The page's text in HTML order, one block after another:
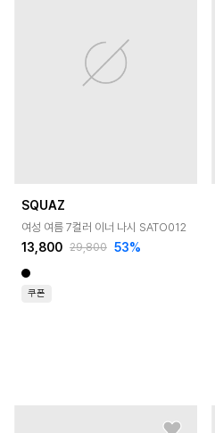
SQUAZ
여성 여름 7컬러 이너 나시 SATO012
13,800 29,800 53%
쿠폰